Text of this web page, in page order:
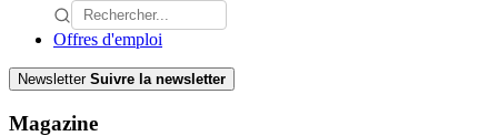
Offres d'emploi
Newsletter Suivre la newsletter
Magazine